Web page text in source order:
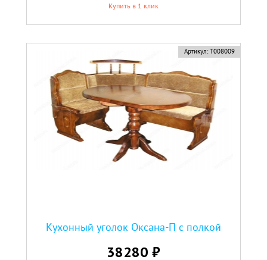
Купить в 1 клик
Артикул: Т008009
Кухонный уголок Оксана-П с полкой
38280 ₽